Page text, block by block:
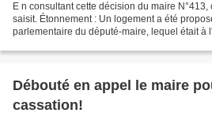
E n consultant cette décision du maire
saisit. Étonnement : Un logement a été
parlementaire du député-maire, lequel était à
Débouté en appel le maire
cassation!